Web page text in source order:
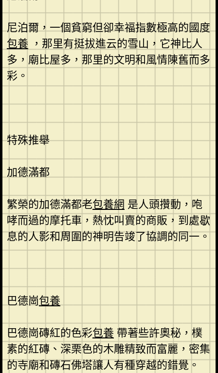
尼泊爾，一個貧窮但卻幸福指數極高的國度
包養 ，那里有挺拔進云的雪山，它神比人
多，廟比屋多，那里的文明和風情陳舊而多
彩。
特殊推舉
加德滿都
繁榮的加德滿都老包養網 是人頭攢動，咆
哮而過的摩托車，熱忱叫賣的商販，到處歇
息的人影和周圍的神明告竣了協調的同一。
巴德崗包養
巴德崗磚紅的色彩包養 帶著些許奧秘，樸
素的紅磚、深栗色的木雕精致而富麗，密集
的寺廟和磚石佛塔讓人有種穿越的錯覺。